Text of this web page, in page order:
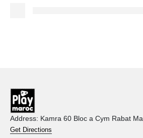
Address: Kamra 60 Bloc a Cym Rabat Ma
Get Directions